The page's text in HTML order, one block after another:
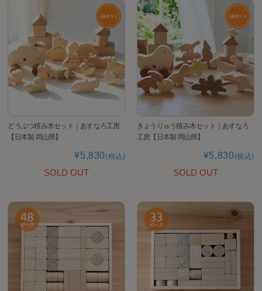
どうぶつ積み木セット｜あすなろ工房
【日本製 岡山県】
¥5,830(税込)
SOLD OUT
きょうりゅう積み木セット｜あすなろ
工房【日本製 岡山県】
¥5,830(税込)
SOLD OUT